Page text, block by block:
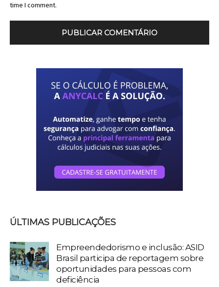
time I comment.
ÚLTIMAS PUBLICAÇÕES
Empreendedorismo e inclusão: ASID
Brasil participa de reportagem sobre
oportunidades para pessoas com
deficiência